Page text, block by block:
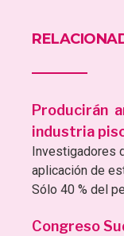
Producirán
industria
Investigadores
aplicación de
Sólo 40 % del
Congreso